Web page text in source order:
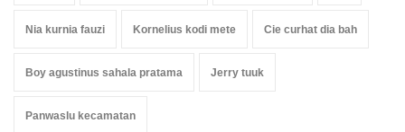
Nia kurnia fauzi Kornelius kodi mete Cie curhat dia bah
Boy agustinus sahala pratama Jerry tuuk
Panwaslu kecamatan